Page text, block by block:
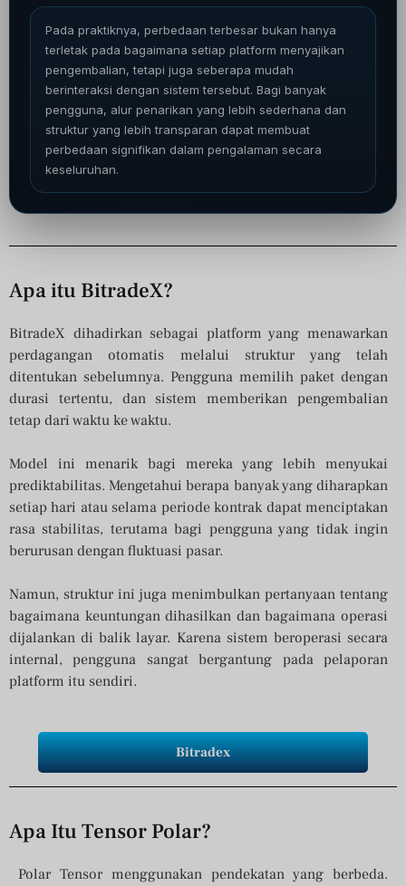
Pada praktiknya, perbedaan terbesar bukan hanya
terletak pada bagaimana setiap platform menyajikan
pengembalian, tetapi juga seberapa mudah
berinteraksi dengan sistem tersebut. Bagi banyak
pengguna, alur penarikan yang lebih sederhana dan
struktur yang lebih transparan dapat membuat
perbedaan signifikan dalam pengalaman secara
keseluruhan.
Apa itu BitradeX?
BitradeX dihadirkan sebagai platform yang menawarkan
perdagangan otomatis melalui struktur yang telah
ditentukan sebelumnya. Pengguna memilih paket dengan
durasi tertentu, dan sistem memberikan pengembalian
tetap dari waktu ke waktu.
Model ini menarik bagi mereka yang lebih menyukai
prediktabilitas. Mengetahui berapa banyak yang diharapkan
setiap hari atau selama periode kontrak dapat menciptakan
rasa stabilitas, terutama bagi pengguna yang tidak ingin
berurusan dengan fluktuasi pasar.
Namun, struktur ini juga menimbulkan pertanyaan tentang
bagaimana keuntungan dihasilkan dan bagaimana operasi
dijalankan di balik layar. Karena sistem beroperasi secara
internal, pengguna sangat bergantung pada pelaporan
platform itu sendiri.
Bitradex
Apa Itu Tensor Polar?
Polar Tensor menggunakan pendekatan yang berbeda.